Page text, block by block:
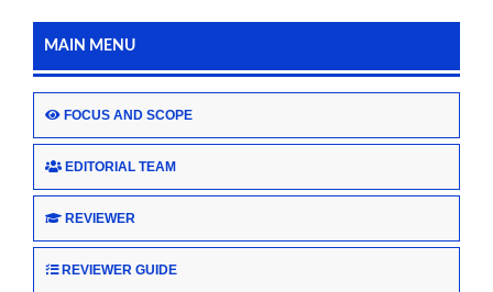
MAIN MENU
FOCUS AND SCOPE
EDITORIAL TEAM
REVIEWER
REVIEWER GUIDE